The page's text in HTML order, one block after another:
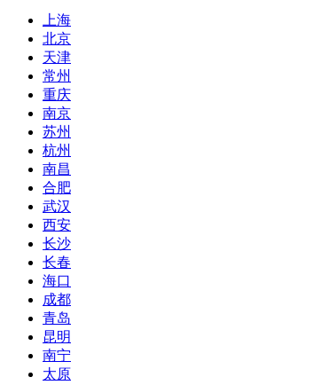
上海
北京
天津
常州
重庆
南京
苏州
杭州
南昌
合肥
武汉
西安
长沙
长春
海口
成都
青岛
昆明
南宁
太原